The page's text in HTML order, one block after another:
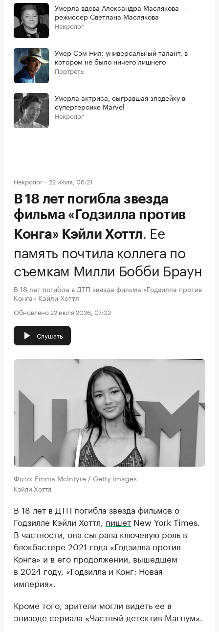
Умерла вдова Александра Маслякова —
режиссер Светлана Маслякова
Некролог
Умер Сэм Нил: универсальный талант, в
котором не было ничего лишнего
Портреты
Умерла актриса, сыгравшая злодейку в
супергероике Marvel
Некролог
Некролог 22 июля, 06:21
В 18 лет погибла звезда
фильма «Годзилла против
Конга» Кэйли Хоттл. Ее
память почтила коллега по
съемкам Милли Бобби Браун
В 18 лет погибла в ДТП звезда фильма «Годзилла против
Конга» Кэйли Хоттл
Обновлено 22 июля 2026, 07:02
Слушать
Фото: Emma McIntyre / Getty Images
Кэйли Хоттл
В 18 лет в ДТП погибла звезда фильмов о
Годзилле Кэйли Хоттл, пишет New York Times.
В частности, она сыграла ключевую роль в
блокбастере 2021 года «Годзилла против
Конга» и в его продолжении, вышедшем
в 2024 году, «Годзилла и Конг: Новая
империя».
Кроме того, зрители могли видеть ее в
эпизоде сериала «Частный детектив Магнум».